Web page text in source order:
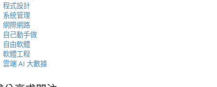
程式設計
系統管理
網際網路
自己動手做
自由軟體
軟體工程
雲端 AI 大數據